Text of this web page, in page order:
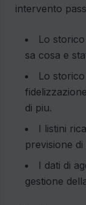
intervento
Lo
sa cosa e
Lo
di piu.
I listini
previsione
I dati di
gestione